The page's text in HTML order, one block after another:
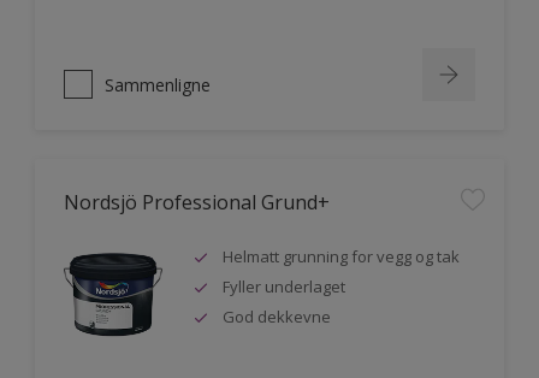
Sammenligne
Nordsjö Professional Grund+
Helmatt grunning for vegg og tak
Fyller underlaget
God dekkevne